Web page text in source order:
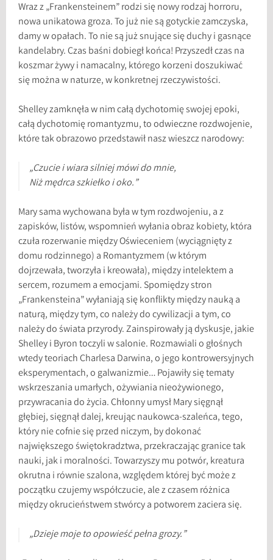
Wraz z „Frankensteinem” rodzi się nowy rodzaj horroru,
nowa unikatowa groza. To już nie są gotyckie zamczyska,
damy w opałach. To nie są już snujące się duchy i gasnące
kandelabry. Czas baśni dobiegł końca! Przyszedł czas na
koszmar żywy i namacalny, którego korzeni doszukiwać
się można w naturze, w konkretnej rzeczywistości.
Shelley zamknęła w nim całą dychotomię swojej epoki,
całą dychotomię romantyzmu, to odwieczne rozdwojenie,
które tak obrazowo przedstawił nasz wieszcz narodowy:
„Czucie i wiara silniej mówi do mnie,
Niż mędrca szkiełko i oko.”
Mary sama wychowana była w tym rozdwojeniu, a z
zapisków, listów, wspomnień wyłania obraz kobiety, która
czuła rozerwanie między Oświeceniem (wyciągnięty z
domu rodzinnego) a Romantyzmem (w którym
dojrzewała, tworzyła i kreowała), między intelektem a
sercem, rozumem a emocjami. Spomiędzy stron
„Frankensteina” wyłaniają się konflikty między nauką a
naturą, między tym, co należy do cywilizacji a tym, co
należy do świata przyrody. Zainspirowały ją dyskusje, jakie
Shelley i Byron toczyli w salonie. Rozmawiali o głośnych
wtedy teoriach Charlesa Darwina, o jego kontrowersyjnych
eksperymentach, o galwanizmie… Pojawiły się tematy
wskrzeszania umarłych, ożywiania nieożywionego,
przywracania do życia. Chłonny umysł Mary sięgnął
głębiej, sięgnął dalej, kreując naukowca-szaleńca, tego,
który nie cofnie się przed niczym, by dokonać
największego świętokradztwa, przekraczając granice tak
nauki, jak i moralności. Towarzyszy mu potwór, kreatura
okrutna i równie szalona, względem której być może z
początku czujemy współczucie, ale z czasem różnica
między okrucieństwem stwórcy a potworem zaciera się.
„Dzieje moje to opowieść pełna grozy.”